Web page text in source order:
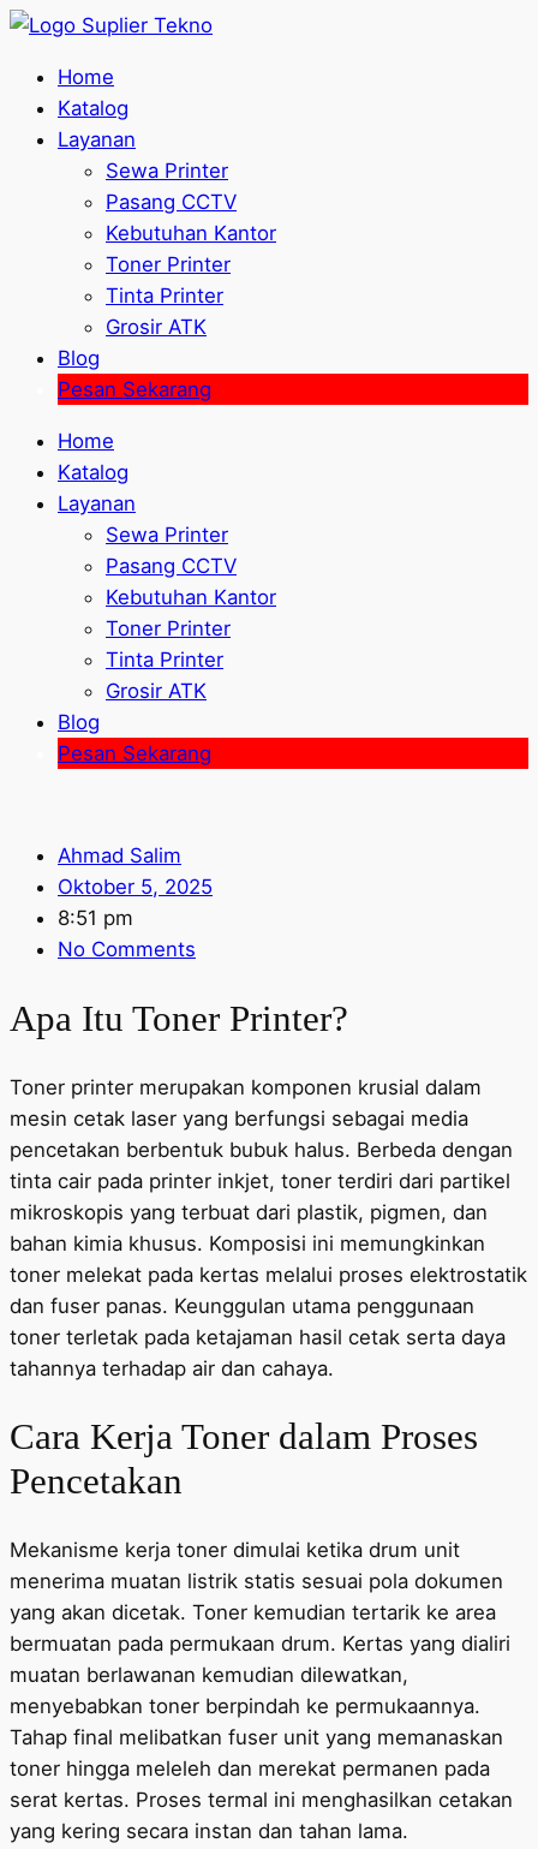
Home
Katalog
Layanan
Sewa Printer
Pasang CCTV
Kebutuhan Kantor
Toner Printer
Tinta Printer
Grosir ATK
Blog
Pesan Sekarang
Home
Katalog
Layanan
Sewa Printer
Pasang CCTV
Kebutuhan Kantor
Toner Printer
Tinta Printer
Grosir ATK
Blog
Pesan Sekarang
Ahmad Salim
Oktober 5, 2025
8:51 pm
No Comments
Apa Itu Toner Printer?
Toner printer merupakan komponen krusial dalam
mesin cetak laser yang berfungsi sebagai media
pencetakan berbentuk bubuk halus. Berbeda dengan
tinta cair pada printer inkjet, toner terdiri dari partikel
mikroskopis yang terbuat dari plastik, pigmen, dan
bahan kimia khusus. Komposisi ini memungkinkan
toner melekat pada kertas melalui proses elektrostatik
dan fuser panas. Keunggulan utama penggunaan
toner terletak pada ketajaman hasil cetak serta daya
tahannya terhadap air dan cahaya.
Cara Kerja Toner dalam Proses
Pencetakan
Mekanisme kerja toner dimulai ketika drum unit
menerima muatan listrik statis sesuai pola dokumen
yang akan dicetak. Toner kemudian tertarik ke area
bermuatan pada permukaan drum. Kertas yang dialiri
muatan berlawanan kemudian dilewatkan,
menyebabkan toner berpindah ke permukaannya.
Tahap final melibatkan fuser unit yang memanaskan
toner hingga meleleh dan merekat permanen pada
serat kertas. Proses termal ini menghasilkan cetakan
yang kering secara instan dan tahan lama.